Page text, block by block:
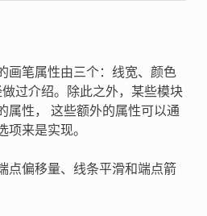
画笔属性由三个：线宽、颜色
做过介绍。除此之外，某些模块
属性， 这些额外的属性可以通
项来是实现。
点偏移量、线条平滑和端点箭